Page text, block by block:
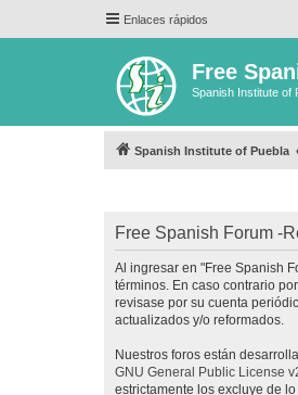
Enlaces rápidos
Free
Spanish Institute of
Spanish Institute of Puebla
Free Spanish Forum -
Al ingresar en "Free Spanish
términos. En caso contrario
revisase por su cuenta
actualizados y/o reformados.
Nuestros foros están
GNU General Public License
estrictamente los excluye de